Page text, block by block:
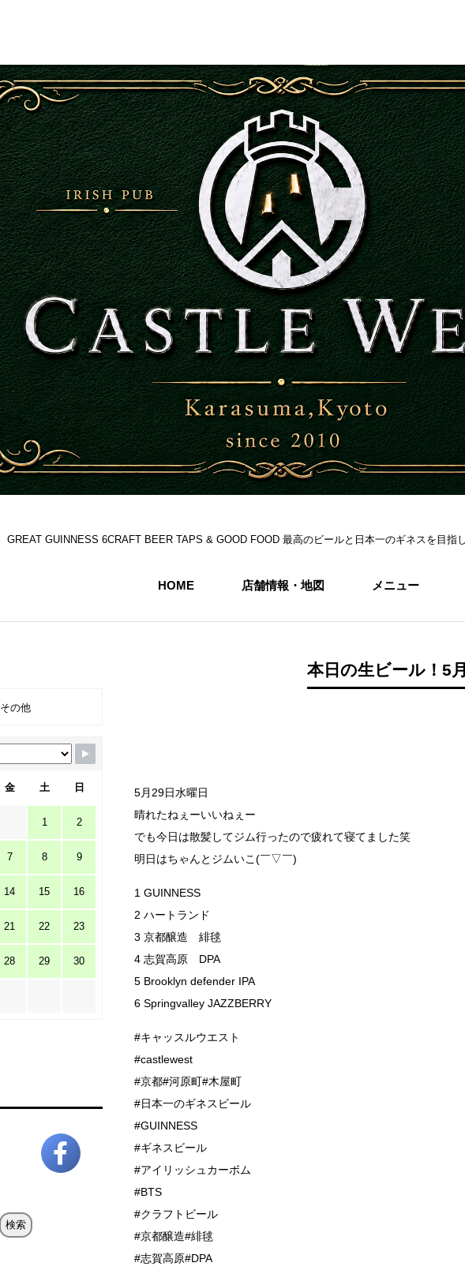
GREAT GUINNESS 6CRAFT BEER TAPS & GOOD FOOD 最高のビールと日本一のギネスを目指
HOME 店舗情報・地図 メニュー
本日の生ビール！5
5月29日水曜日
晴れたねぇーいいねぇー
でも今日は散髪してジム行ったので疲れて寝てました笑
明日はちゃんとジムいこ(￣▽￣)
1 GUINNESS
2 ハートランド
3 京都醸造 緋毬
4 志賀高原 DPA
5 Brooklyn defender IPA
6 Springvalley JAZZBERRY
#キャッスルウエスト
#castlewest
#京都#河原町#木屋町
#日本一のギネスビール
#GUINNESS
#ギネスビール
#アイリッシュカーボム
#BTS
#クラフトビール
#京都醸造#緋毬
#志賀高原#DPA
その他
金 土 日
1 2
7 8 9
14 15 16
21 22 23
28 29 30